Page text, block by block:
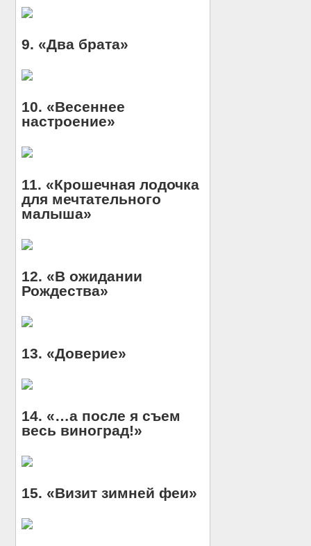
9. «Два брата»
10. «Весеннее
настроение»
11. «Крошечная лодочка
для мечтательного
малыша»
12. «В ожидании
Рождества»
13. «Доверие»
14. «…а после я съем
весь виноград!»
15. «Визит зимней феи»